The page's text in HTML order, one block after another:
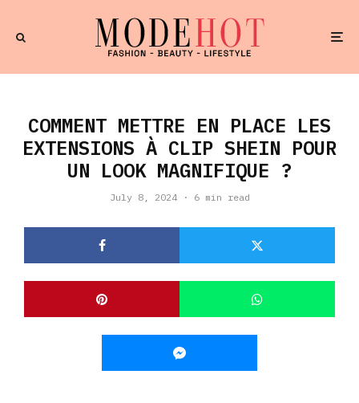
COMMENT METTRE EN PLACE LES
EXTENSIONS À CLIP SHEIN POUR
UN LOOK MAGNIFIQUE ?
July 8, 2024 · 6 min read